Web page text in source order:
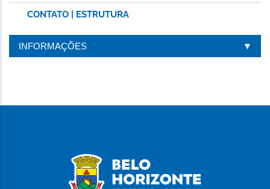
CONTATO | ESTRUTURA
INFORMAÇÕES